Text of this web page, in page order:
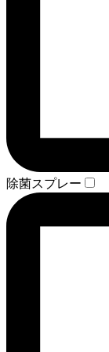
除菌スプレー